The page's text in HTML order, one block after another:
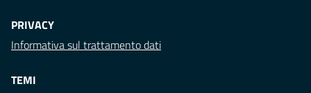
PRIVACY
Informativa sul trattamento dati
TEMI